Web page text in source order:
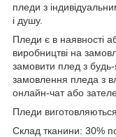
пледи з
і душу.
Пледи є в наявності
виробництві на
замовити плед з
замовлення пледа з
онлайн-чат або
Пледи
Склад тканини: 30%